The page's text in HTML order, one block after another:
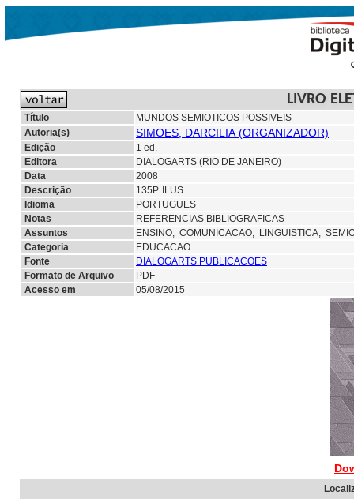
LIVRO
Título
MUNDOS SEMIOTICOS POSSIVEIS
Autoria(s)
SIMOES, DARCILIA (ORGANIZADOR)
Edição
1 ed.
Editora
DIALOGARTS (RIO DE JANEIRO)
Data
2008
Descrição
135P. ILUS.
Idioma
PORTUGUES
Notas
REFERENCIAS BIBLIOGRAFICAS
Assuntos
ENSINO; COMUNICACAO; LINGUISTICA;
Categoria
EDUCACAO
Fonte
DIALOGARTS PUBLICACOES
Formato de Arquivo
PDF
Acesso em
05/08/2015